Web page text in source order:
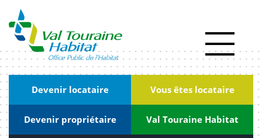
Actualités
RSE
|
Innovation
Kiosque
Devenir locataire Vous êtes locataire
Devenir propriétaire Val Touraine Habitat